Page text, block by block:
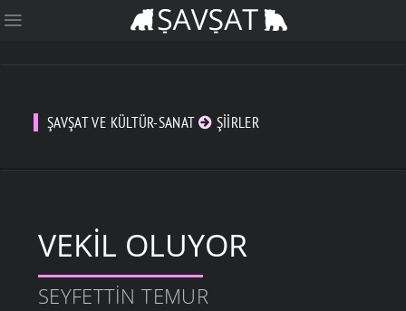
ŞAVŞAT VE KÜLTÜR-SANAT ŞIIRLER
VEKIL OLUYOR
SEYFETTIN TEMUR